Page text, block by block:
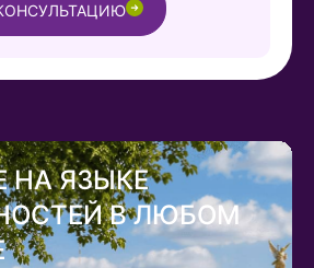
НА ЯЗЫКЕ
В ЛЮБОМ